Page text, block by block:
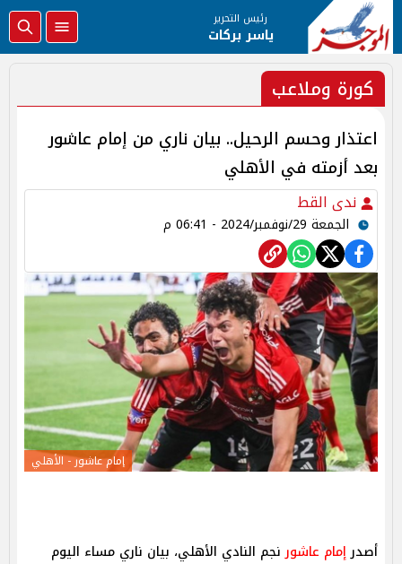
رئيس التحرير
ياسر بركات
كورة وملاعب
اعتذار وحسم الرحيل.. بيان ناري من إمام عاشور
بعد أزمته في الأهلي
ندى القط
الجمعة 29/نوفمبر/2024 - 06:41 م
إمام عاشور - الأهلي
أصدرإمام عاشورنجم النادي الأهلي، بيان ناري مساء اليوم